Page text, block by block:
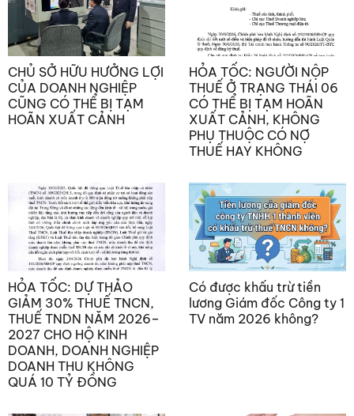
CHỦ SỞ HỮU HƯỞNG LỢI
CỦA DOANH NGHIỆP
CŨNG CÓ THỂ BỊ TẠM
HOÃN XUẤT CẢNH
HỎA TỐC: NGƯỜI NỘP
THUẾ Ở TRẠNG THÁI 06
CÓ THỂ BỊ TẠM HOÃN
XUẤT CẢNH, KHÔNG
PHỤ THUỘC CÓ NỢ
THUẾ HAY KHÔNG
HỎA TỐC: DỰ THẢO
GIẢM 30% THUẾ TNCN,
THUẾ TNDN NĂM 2026–
2027 CHO HỘ KINH
DOANH, DOANH NGHIỆP
DOANH THU KHÔNG
QUÁ 10 TỶ ĐỒNG
Có được khấu trừ tiền
lương Giám đốc Công ty 1
TV năm 2026 không?